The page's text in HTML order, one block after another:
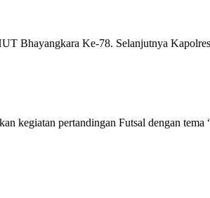
Bhayangkara Ke-78. Selanjutnya
kegiatan pertandingan Futsal dengan